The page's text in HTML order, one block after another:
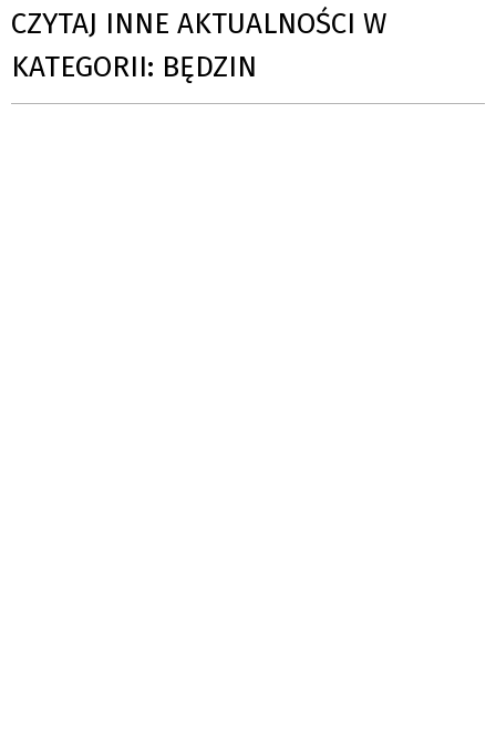
CZYTAJ INNE AKTUALNOŚCI W
KATEGORII: BĘDZIN